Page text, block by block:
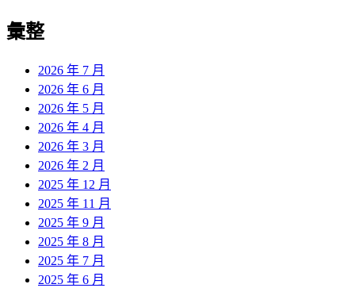
彙整
2026 年 7 月
2026 年 6 月
2026 年 5 月
2026 年 4 月
2026 年 3 月
2026 年 2 月
2025 年 12 月
2025 年 11 月
2025 年 9 月
2025 年 8 月
2025 年 7 月
2025 年 6 月